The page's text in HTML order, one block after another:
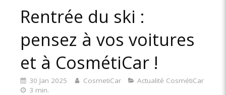
Rentrée du ski :
pensez à vos voitures
et à CosmétiCar !
30 Jan 2025 CosmetiCar
Actualité CosmétiCar
3 min.